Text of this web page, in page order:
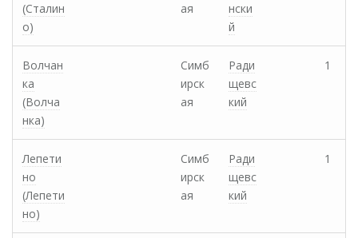
(Сталин
о)
ая
нски
й
Волчан
ка
(Волча
нка)
Симб
ирск
ая
Ради
щевс
кий
1
Лепети
но
(Лепети
но)
Симб
ирск
ая
Ради
щевс
кий
1